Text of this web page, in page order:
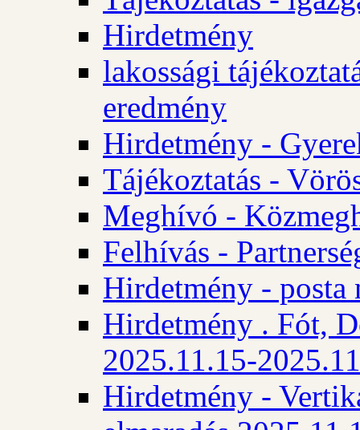
Hirdetmény
lakossági
eredmény
Hirdetmény -
Tájékoztatás -
Meghívó -
Felhívás -
Hirdetmény - posta
Hirdetmény . Fót,
2025.11.15-
Hirdetmény -